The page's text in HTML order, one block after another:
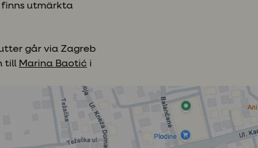
utmärkta
går via Zagreb
till Marina Baotić i